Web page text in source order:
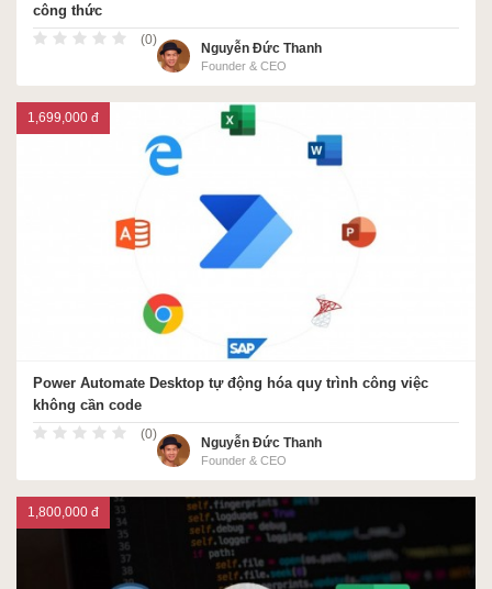
công thức
(0)
Nguyễn Đức Thanh
Founder & CEO
Power Automate Desktop tự động hóa quy trình công việc
không cần code
(0)
Nguyễn Đức Thanh
Founder & CEO
1,699,000 đ
1,800,000 đ